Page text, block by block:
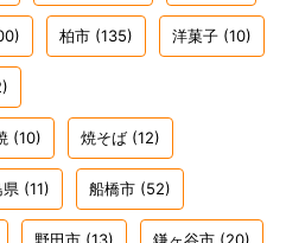
柏市 (135) 洋菓子 (10)
(10) 焼そば (12)
県 (11) 船橋市 (52)
野田市 (13) 鎌ヶ谷市 (20)